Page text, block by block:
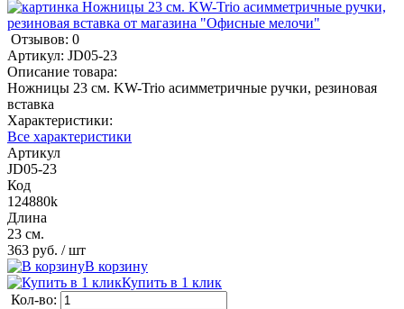
Отзывов: 0
Артикул: JD05-23
Описание товара:
Ножницы 23 см. KW-Trio асимметричные ручки, резиновая
вставка
Характеристики:
Все характеристики
Артикул
JD05-23
Код
124880k
Длина
23 см.
363 руб. / шт
В корзину
Купить в 1 клик
Кол-во: